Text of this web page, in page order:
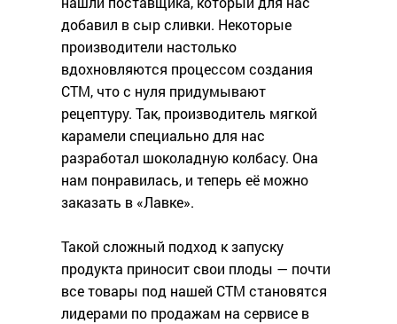
добавил в сыр сливки. Некоторые
производители настолько
вдохновляются процессом создания
СТМ, что с нуля придумывают
рецептуру. Так, производитель мягкой
карамели специально для нас
разработал шоколадную колбасу. Она
нам понравилась, и теперь её можно
заказать в «Лавке».
Такой сложный подход к запуску
продукта приносит свои плоды — почти
все товары под нашей СТМ становятся
лидерами по продажам на сервисе в